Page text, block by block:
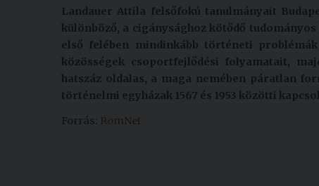
Landauer Attila felsőfokú tanulmányait
különböző, a cigánysághoz kötődő
első felében mindinkább történeti
közösségek csoportfejlődési folyamatait,
hatszáz oldalas, a maga nemében páratlan
történelmi egyházak 1567 és 1953 közötti
Forrás: RomNet